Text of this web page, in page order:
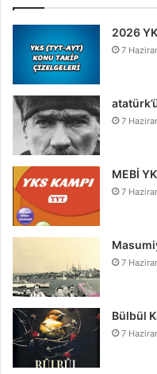
2026
7
7
MEBİ
7
7
Bülbül
7